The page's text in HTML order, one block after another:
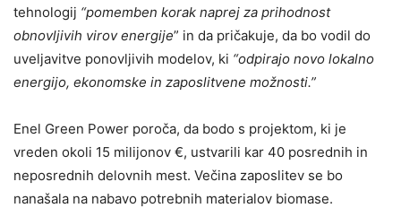
tehnologij “pomemben korak naprej za prihodnost
obnovljivih virov energije” in da pričakuje, da bo vodil do
uveljavitve ponovljivih modelov, ki “odpirajo novo lokalno
energijo, ekonomske in zaposlitvene možnosti.”
Enel Green Power poroča, da bodo s projektom, ki je
vreden okoli 15 milijonov €, ustvarili kar 40 posrednih in
neposrednih delovnih mest. Večina zaposlitev se bo
nanašala na nabavo potrebnih materialov biomase.